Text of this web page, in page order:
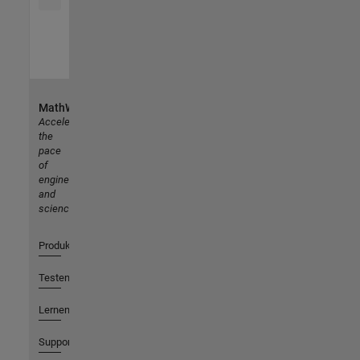
MathWorks
Accelerating
the
pace
of
engineering
and
science
Produkte
Testen oder Kaufen
Lernen
Support